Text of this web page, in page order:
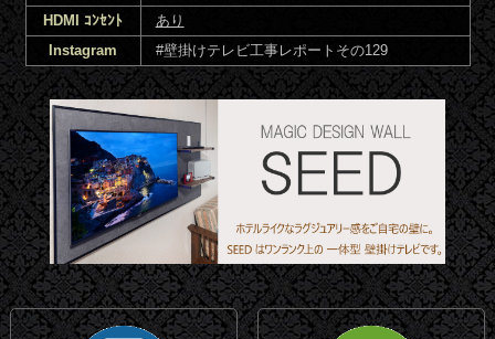
HDMI ｺﾝｾﾝﾄ
あり
Instagram
#壁掛けテレビ工事レポートその129